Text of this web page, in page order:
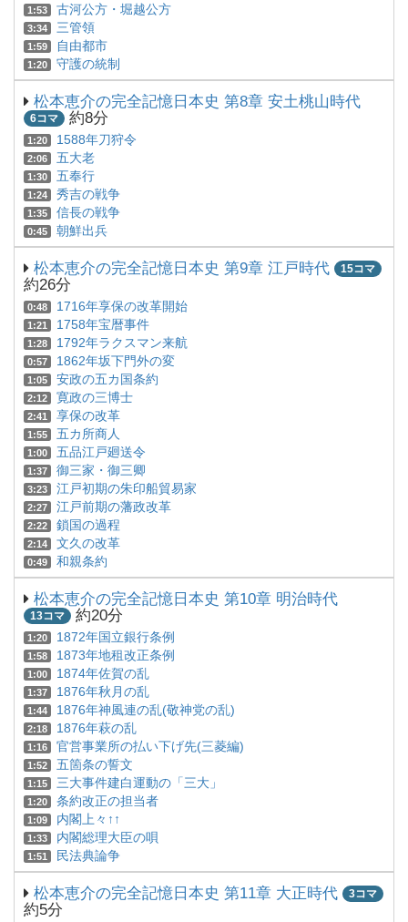
1:53 古河公方・堀越公方
3:34 三管領
1:59 自由都市
1:20 守護の統制
松本恵介の完全記憶日本史 第8章 安土桃山時代
6コマ 約8分
1:20 1588年刀狩令
2:06 五大老
1:30 五奉行
1:24 秀吉の戦争
1:35 信長の戦争
0:45 朝鮮出兵
松本恵介の完全記憶日本史 第9章 江戸時代 15コマ
約26分
0:48 1716年享保の改革開始
1:21 1758年宝暦事件
1:28 1792年ラクスマン来航
0:57 1862年坂下門外の変
1:05 安政の五カ国条約
2:12 寛政の三博士
2:41 享保の改革
1:55 五カ所商人
1:00 五品江戸廻送令
1:37 御三家・御三卿
3:23 江戸初期の朱印船貿易家
2:27 江戸前期の藩政改革
2:22 鎖国の過程
2:14 文久の改革
0:49 和親条約
松本恵介の完全記憶日本史 第10章 明治時代
13コマ 約20分
1:20 1872年国立銀行条例
1:58 1873年地租改正条例
1:00 1874年佐賀の乱
1:37 1876年秋月の乱
1:44 1876年神風連の乱(敬神党の乱)
2:18 1876年萩の乱
1:16 官営事業所の払い下げ先(三菱編)
1:52 五箇条の誓文
1:15 三大事件建白運動の「三大」
1:20 条約改正の担当者
1:09 内閣上々↑↑
1:33 内閣総理大臣の唄
1:51 民法典論争
松本恵介の完全記憶日本史 第11章 大正時代 3コマ
約5分